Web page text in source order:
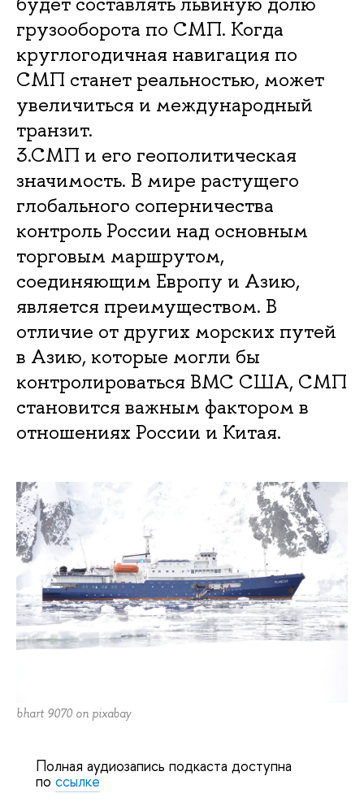
грузооборота по СМП. Когда
круглогодичная навигация по
СМП станет реальностью, может
увеличиться и международный
транзит.
3.СМП и его геополитическая
значимость. В мире растущего
глобального соперничества
контроль России над основным
торговым маршрутом,
соединяющим Европу и Азию,
является преимуществом. В
отличие от других морских путей
в Азию, которые могли бы
контролироваться ВМС США, СМП
становится важным фактором в
отношениях России и Китая.
bhart 9070 on pixabay
Полная аудиозапись подкаста доступна
по ссылке